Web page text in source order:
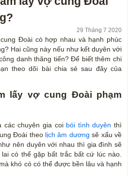
29 Tháng 7 2020
Đoài có hợp nhau và hạnh phúc
Hai cũng này nếu như kết duyên với
danh thăng tiến? Để biết thêm chi
theo dõi bài chia sẻ sau đây của
lấy vợ cung Đoài phạm
các chuyên gia coi bói tình duyên thì
Đoài theo lịch âm dương sẽ xấu về
nên duyên với nhau thì gia đình sẽ
có thể gặp bất trắc bất cứ lúc nào.
khó có có thể được bền lâu và hạnh